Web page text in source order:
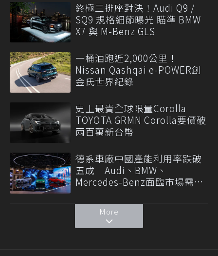
終極三排座對決！Audi Q9 /
SQ9 規格細節曝光 瞄準 BMW
X7 與 M-Benz GLS
一桶油跑近2,000公里！
Nissan Qashqai e-POWER創
金氏世界紀錄
史上最貴全球限量Corolla
TOYOTA GRMN Corolla要價破
兩百萬新台幣
德系車廠中國產能利用率跌破
五成 Audi、BMW、
Mercedes-Benz面臨市場需求
More